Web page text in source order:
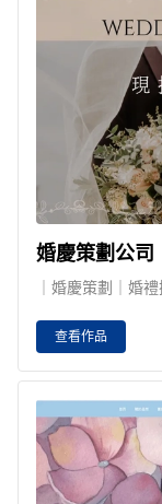
婚慶策劃公司
｜婚慶策劃｜婚
查看作品